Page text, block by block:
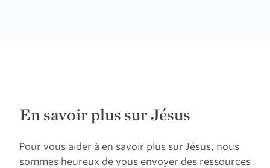
En savoir plus sur Jésus
Pour vous aider à en savoir plus sur Jésus, nous
sommes heureux de vous envoyer des ressources